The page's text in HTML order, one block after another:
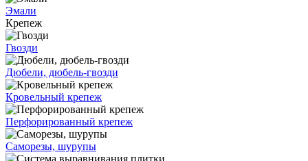
Эмали
Крепеж
Гвозди
Дюбели, дюбель-гвозди
Кровельный крепеж
Перфорированный крепеж
Саморезы, шурупы